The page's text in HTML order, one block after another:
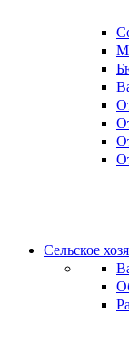
Сельское